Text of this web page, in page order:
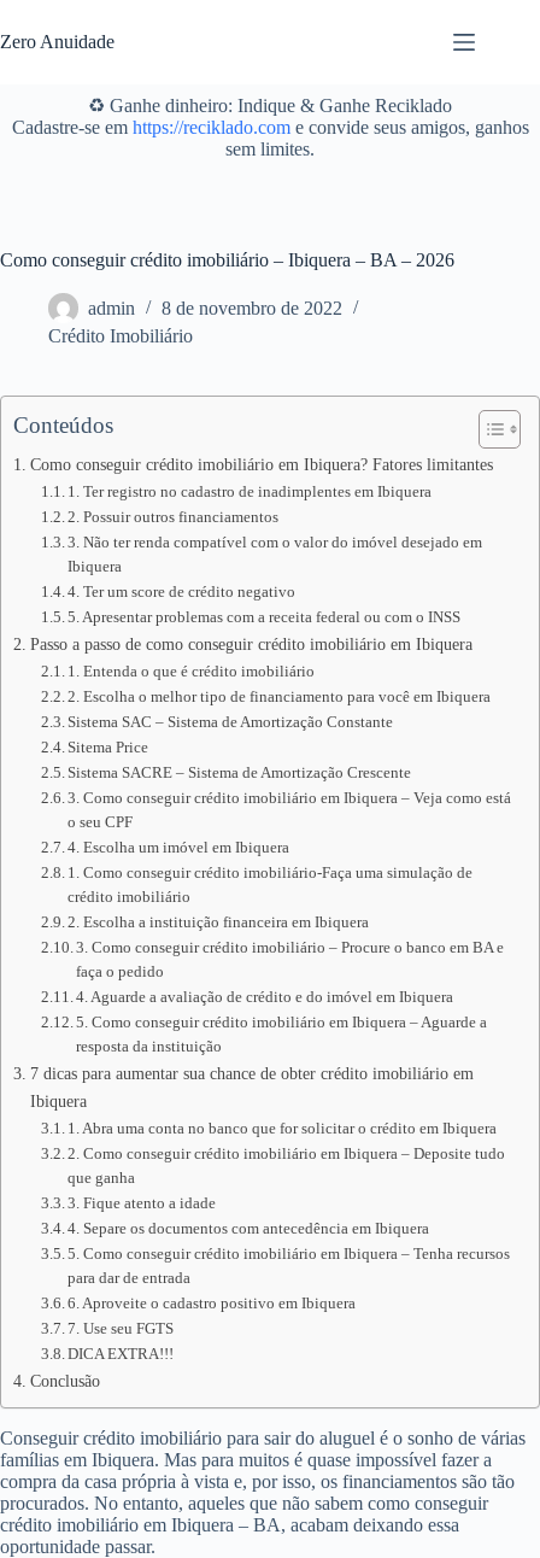
para
o
Zero Anuidade
♻️ Ganhe dinheiro: Indique & Ganhe Reciklado
Cadastre-se em https://reciklado.come convide seus amigos, ganhos
sem limites.
Como conseguir crédito imobiliário – Ibiquera – BA – 2026
admin
8 de novembro de 2022
Crédito Imobiliário
Conteúdos
Como conseguir crédito imobiliário em Ibiquera? Fatores limitantes
1. Ter registro no cadastro de inadimplentes em Ibiquera
2. Possuir outros financiamentos
3. Não ter renda compatível com o valor do imóvel desejado em
Ibiquera
4. Ter um score de crédito negativo
5. Apresentar problemas com a receita federal ou com o INSS
Passo a passo de como conseguir crédito imobiliário em Ibiquera
1. Entenda o que é crédito imobiliário
2. Escolha o melhor tipo de financiamento para você em Ibiquera
Sistema SAC – Sistema de Amortização Constante
Sitema Price
Sistema SACRE – Sistema de Amortização Crescente
3. Como conseguir crédito imobiliário em Ibiquera – Veja como está
o seu CPF
4. Escolha um imóvel em Ibiquera
1. Como conseguir crédito imobiliário-Faça uma simulação de
crédito imobiliário
2. Escolha a instituição financeira em Ibiquera
3. Como conseguir crédito imobiliário – Procure o banco em BA e
faça o pedido
4. Aguarde a avaliação de crédito e do imóvel em Ibiquera
5. Como conseguir crédito imobiliário em Ibiquera – Aguarde a
resposta da instituição
7 dicas para aumentar sua chance de obter crédito imobiliário em
Ibiquera
1. Abra uma conta no banco que for solicitar o crédito em Ibiquera
2. Como conseguir crédito imobiliário em Ibiquera – Deposite tudo
que ganha
3. Fique atento a idade
4. Separe os documentos com antecedência em Ibiquera
5. Como conseguir crédito imobiliário em Ibiquera – Tenha recursos
para dar de entrada
6. Aproveite o cadastro positivo em Ibiquera
7. Use seu FGTS
DICA EXTRA!!!
Conclusão
Conseguir crédito imobiliário para sair do aluguel é o sonho de várias
famílias em Ibiquera. Mas para muitos é quase impossível fazer a
compra da casa própria à vista e, por isso, os financiamentos são tão
procurados. No entanto, aqueles que não sabem como conseguir
crédito imobiliário em Ibiquera – BA, acabam deixando essa
oportunidade passar.